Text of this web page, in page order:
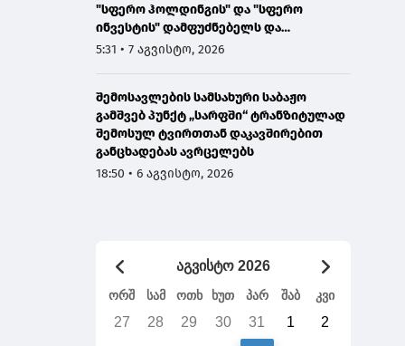
"სფერო ჰოლდინგის" და "სფერო
ინვესტის" დამფუძნებელს და
თანამშრომელს 12 და 8 წლით
5:31 • 7 აგვისტო, 2026
შემოსავლების სამსახური საბაჟო
გამშვებ პუნქტ „სარფში“ ტრანზიტულად
შემოსულ ტვირთთან დაკავშირებით
განცხადებას ავრცელებს
18:50 • 6 აგვისტო, 2026
აგვისტო 2026
ორშ სამ ოთხ ხუთ პარ შაბ კვი
27 28 29 30 31 1 2